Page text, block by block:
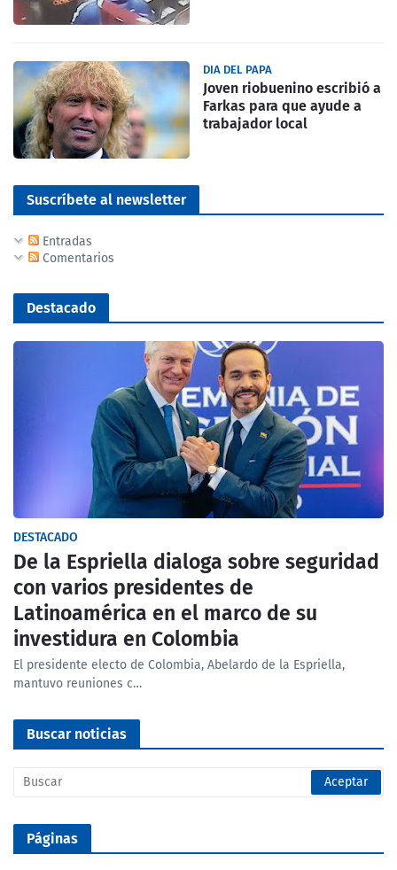
DIA DEL PAPA
Joven riobuenino escribió a
Farkas para que ayude a
trabajador local
Suscríbete al newsletter
Entradas
Comentarios
Destacado
DESTACADO
De la Espriella dialoga sobre seguridad
con varios presidentes de
Latinoamérica en el marco de su
investidura en Colombia
El presidente electo de Colombia, Abelardo de la Espriella,
mantuvo reuniones c…
Buscar noticias
Páginas